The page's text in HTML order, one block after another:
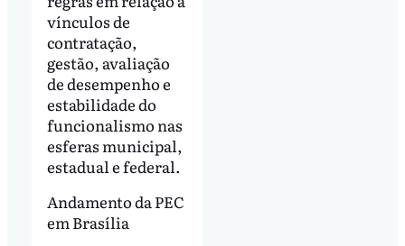
vínculos de
contratação,
gestão, avaliação
de desempenho e
estabilidade do
funcionalismo nas
esferas municipal,
estadual e federal.
Andamento da PEC
em Brasília